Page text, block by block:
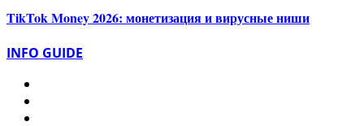
TikTok Money 2026: монетизация и вирусные ниши
INFO GUIDE